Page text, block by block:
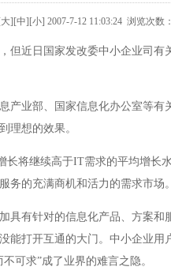
[大] [中] [小] 2007-7-12 11:03:24 浏览次数
但近日国家发改委中小企业司
业部、国家信息化办公室等有
理想的效果。
将继续高于IT需求的平均增长
务的充满商机和活力的需求市场
有针对的信息化产品、方案和
能打开互通的大门。中小企业用
可求”成了业界的难言之隐。